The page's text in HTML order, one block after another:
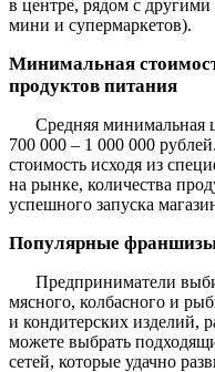
в центре, рядом с
мини и супермаркетов).
Минимальная
продуктов питания
Средняя минимальная
700 000 – 1 000 000
стоимость исходя из
на рынке, количества
успешного запуска
Популярные франшизы
Предприниматели
мясного, колбасного и
и кондитерских изделий,
можете выбрать
сетей, которые удачно